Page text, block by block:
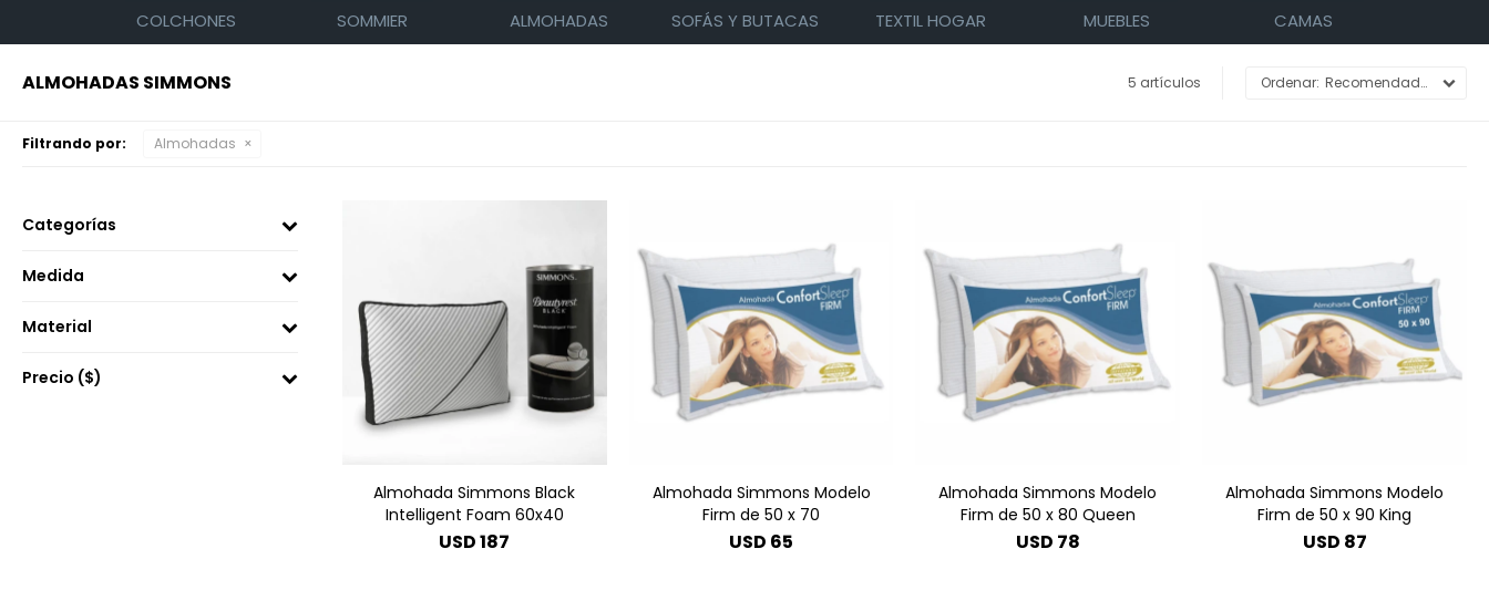
COLCHONES SOMMIER ALMOHADAS SOFÁS Y BUTACAS TEXTIL HOGAR MUEBLES CAMAS
ALMOHADAS SIMMONS 5 artículos Recomendados
Filtrando por: Almohadas
Almohada Simmons Black
Intelligent Foam 60x40
USD187
Almohada Simmons Modelo
Firm de 50 x 70
USD 65
Almohada Simmons Modelo
Firm de 50 x 80 Queen
USD 78
Almohada Simmons Modelo
Firm de 50 x 90 King
USD 87
Categorías
Precio ($)
Medida
Material